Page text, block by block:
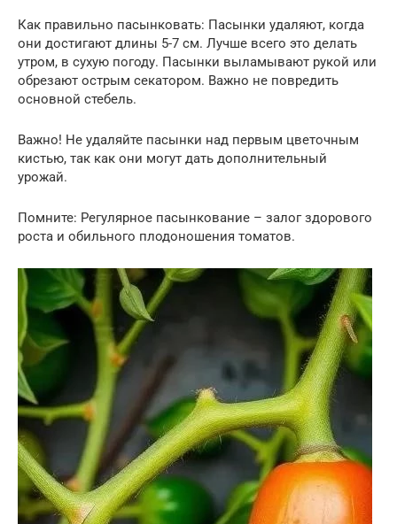
Как правильно пасынковать: Пасынки удаляют, когда
они достигают длины 5-7 см. Лучше всего это делать
утром, в сухую погоду. Пасынки выламывают рукой или
обрезают острым секатором. Важно не повредить
основной стебель.
Важно! Не удаляйте пасынки над первым цветочным
кистью, так как они могут дать дополнительный
урожай.
Помните: Регулярное пасынкование – залог здорового
роста и обильного плодоношения томатов.